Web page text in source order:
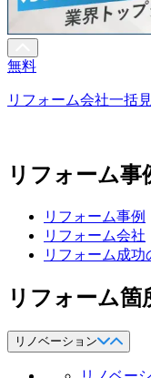
無料
リフォーム会社一括
リフォーム事
リフォーム事例
リフォーム会社
リフォーム成功
リフォーム箇
リノベーション